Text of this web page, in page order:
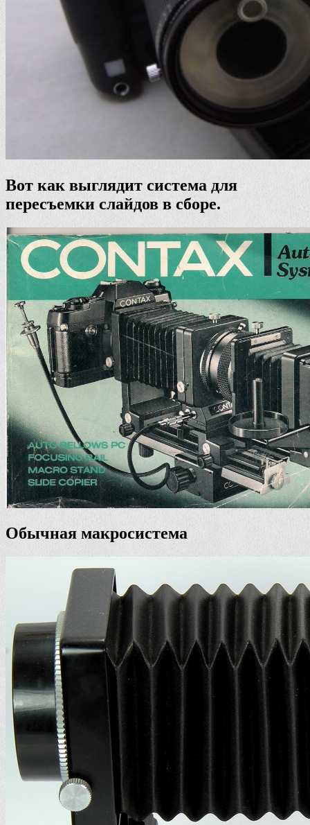
Вот как выглядит система для
пересъемки слайдов в сборе.
Обычная макросистема